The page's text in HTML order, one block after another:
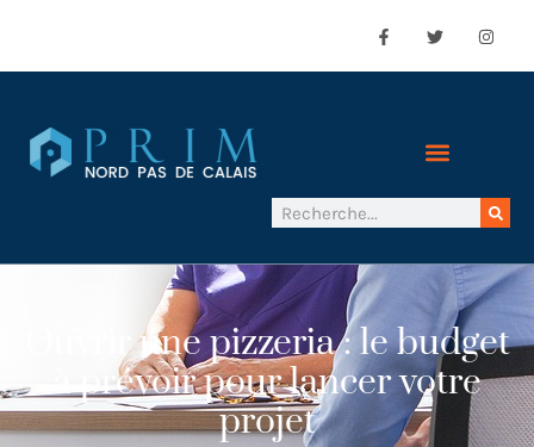
Ouvrir une pizzeria : le budget
à prévoir pour lancer votre
projet